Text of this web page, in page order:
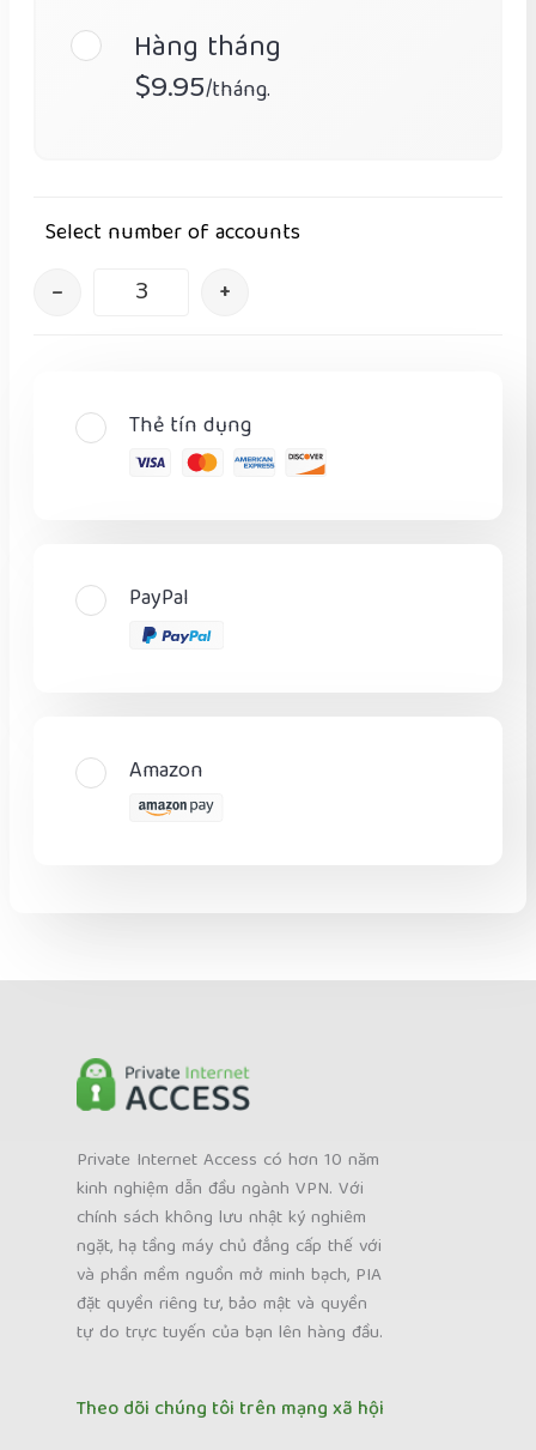
Hàng tháng
$9.95/tháng.
Select number of accounts
– +
Thẻ tín dụng
PayPal
Amazon
Private Internet Access có hơn 10 năm
kinh nghiệm dẫn đầu ngành VPN. Với
chính sách không lưu nhật ký nghiêm
ngặt, hạ tầng máy chủ đẳng cấp thế với
và phần mềm nguồn mở minh bạch, PIA
đặt quyền riêng tư, bảo mật và quyền
tự do trực tuyến của bạn lên hàng đầu.
Theo dõi chúng tôi trên mạng xã hội